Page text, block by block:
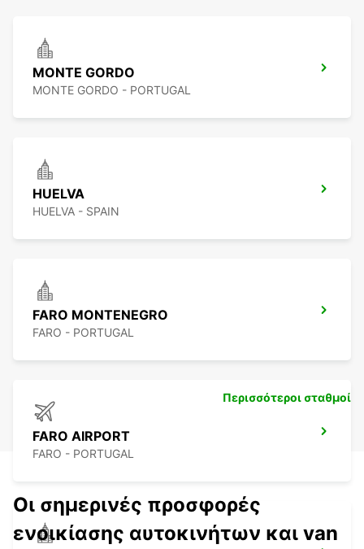
MONTE GORDO
MONTE GORDO - PORTUGAL
HUELVA
HUELVA - SPAIN
FARO MONTENEGRO
FARO - PORTUGAL
FARO AIRPORT
FARO - PORTUGAL
Περισσότεροι σταθμοί
Οι σημερινές προσφορές
ενοικίασης αυτοκινήτων και van